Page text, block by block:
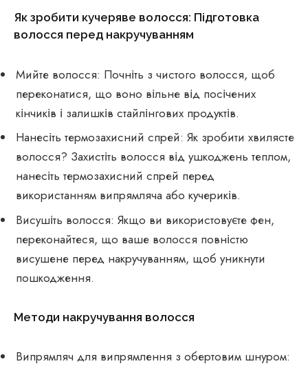
Як зробити кучеряве волосся: Підготовка
волосся перед накручуванням
Мийте волосся: Почніть з чистого волосся, щоб
переконатися, що воно вільне від посічених
кінчиків і залишків стайлінгових продуктів.
Нанесіть термозахисний спрей: Як зробити хвилясте
волосся? Захистіть волосся від ушкоджень теплом,
нанесіть термозахисний спрей перед
використанням випрямляча або кучериків.
Висушіть волосся: Якщо ви використовуєте фен,
переконайтеся, що ваше волосся повністю
висушене перед накручуванням, щоб уникнути
пошкодження.
Методи накручування волосся
Випрямляч для випрямлення з обертовим шнуром: